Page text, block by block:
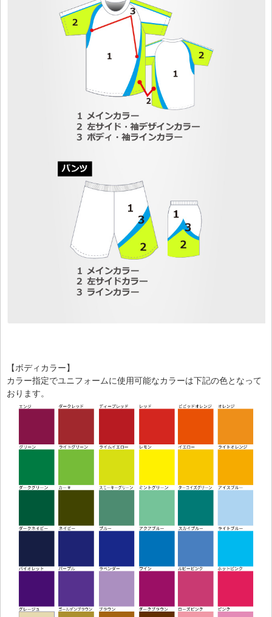
【ボディカラー】
カラー指定でユニフォームに使用可能なカラーは下記の色となって
おります。